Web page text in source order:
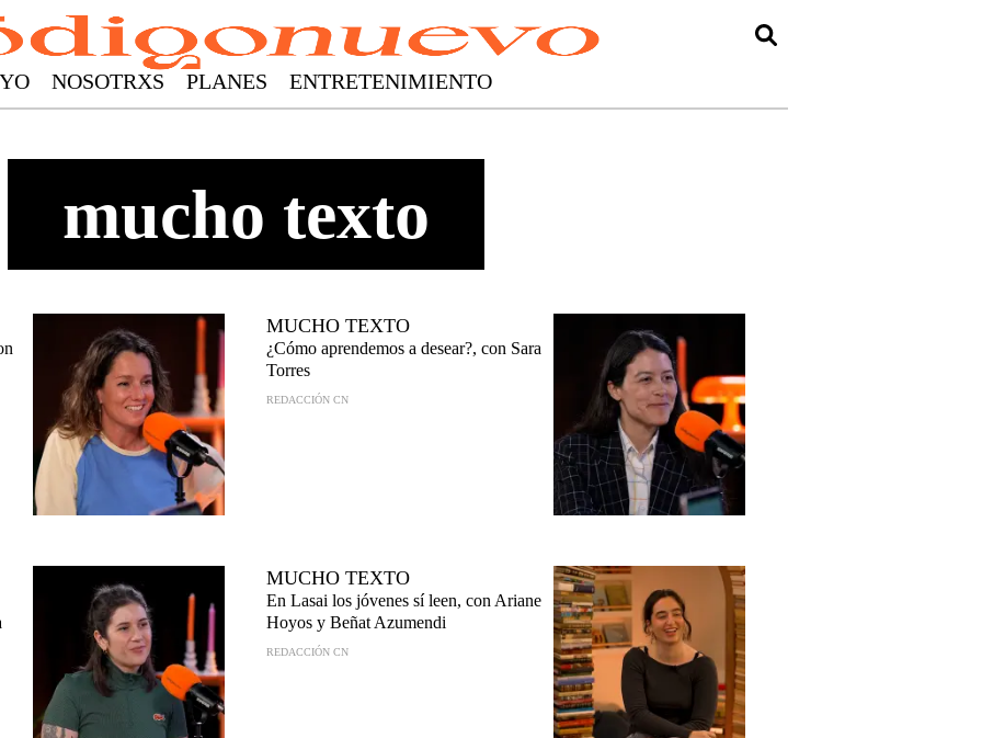
YO NOSOTRXS PLANES ENTRETENIMIENTO
mucho texto
MUCHO TEXTO
¿Cómo aprendemos a desear?, con Sara
Torres
REDACCIÓN CN
MUCHO TEXTO
En Lasai los jóvenes sí leen, con Ariane
Hoyos y Beñat Azumendi
REDACCIÓN CN